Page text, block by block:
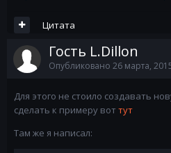
Цитата
Гость L.Dillon
Опубликовано 26 марта,
Для этого не стоило создавать
сделать к примеру вот тут
Там же я написал: